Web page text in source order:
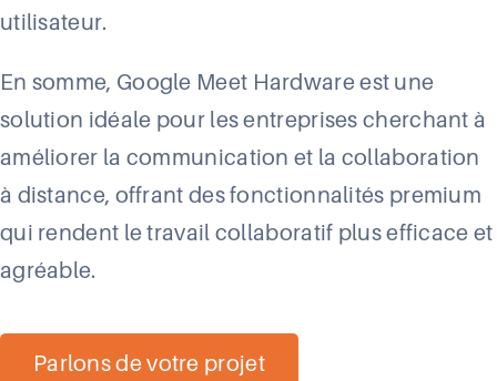
utilisateur.
En somme, Google Meet Hardware est une
solution idéale pour les entreprises cherchant à
améliorer la communication et la collaboration
à distance, offrant des fonctionnalités premium
qui rendent le travail collaboratif plus efficace et
agréable.
Parlons de votre projet